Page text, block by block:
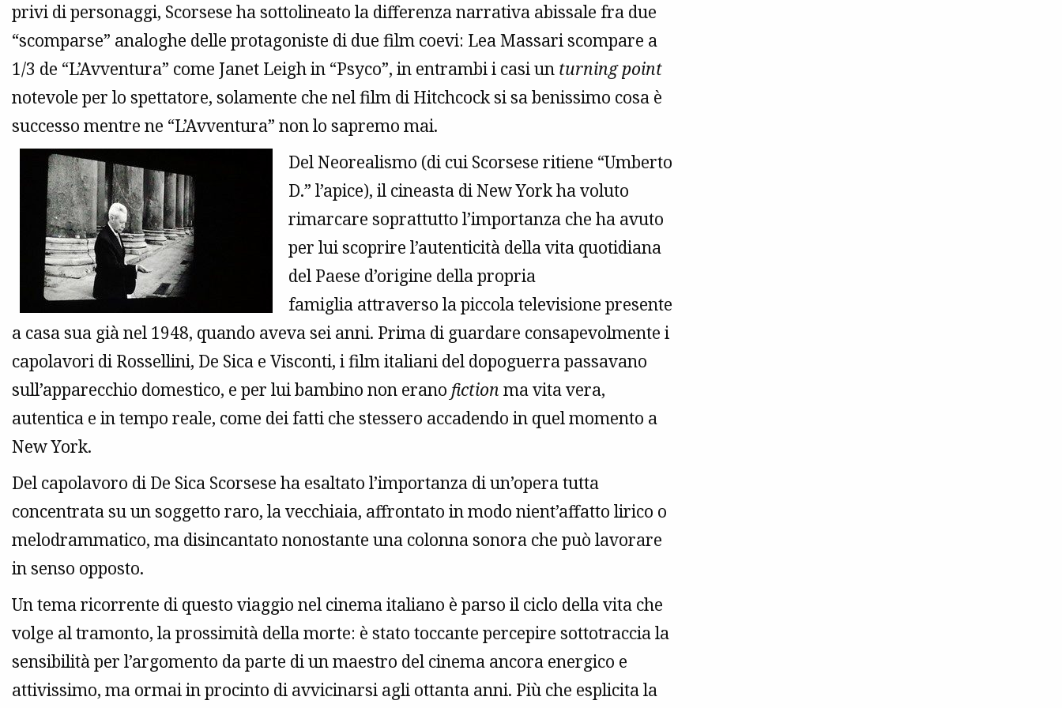
privi di personaggi, Scorsese ha sottolineato la differenza narrativa abissale fra due
“scomparse” analoghe delle protagoniste di due film coevi: Lea Massari scompare a
1/3 de “L’Avventura” come Janet Leigh in “Psyco”, in entrambi i casi un turning point
notevole per lo spettatore, solamente che nel film di Hitchcock si sa benissimo cosa è
successo mentre ne “L’Avventura” non lo sapremo mai.
Del Neorealismo (di cui Scorsese ritiene “Umberto
D.” l’apice), il cineasta di New York ha voluto
rimarcare soprattutto l’importanza che ha avuto
per lui scoprire l’autenticità della vita quotidiana
del Paese d’origine della propria
famiglia attraverso la piccola televisione presente
a casa sua già nel 1948, quando aveva sei anni. Prima di guardare consapevolmente i
capolavori di Rossellini, De Sica e Visconti, i film italiani del dopoguerra passavano
sull’apparecchio domestico, e per lui bambino non erano fiction ma vita vera,
autentica e in tempo reale, come dei fatti che stessero accadendo in quel momento a
New York.
Del capolavoro di De Sica Scorsese ha esaltato l’importanza di un’opera tutta
concentrata su un soggetto raro, la vecchiaia, affrontato in modo nient’affatto lirico o
melodrammatico, ma disincantato nonostante una colonna sonora che può lavorare
in senso opposto.
Un tema ricorrente di questo viaggio nel cinema italiano è parso il ciclo della vita che
volge al tramonto, la prossimità della morte: è stato toccante percepire sottotraccia la
sensibilità per l’argomento da parte di un maestro del cinema ancora energico e
attivissimo, ma ormai in procinto di avvicinarsi agli ottanta anni. Più che esplicita la